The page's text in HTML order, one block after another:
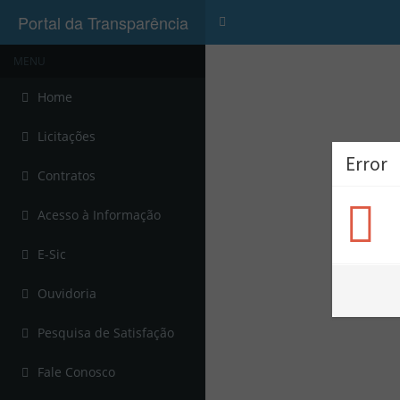
Portal da Transparência
MENU
Home
Licitações
Contratos
Acesso à Informação
E-Sic
Ouvidoria
Pesquisa de Satisfação
Fale Conosco
Error